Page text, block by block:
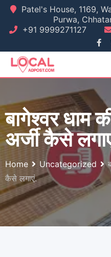
Skip
content
Patel's House, 1169,
Purwa,
+91 9999271127
बागेश्वर धाम
अर्जी कैसे
Home Uncategorized
कैसे लगाएं.